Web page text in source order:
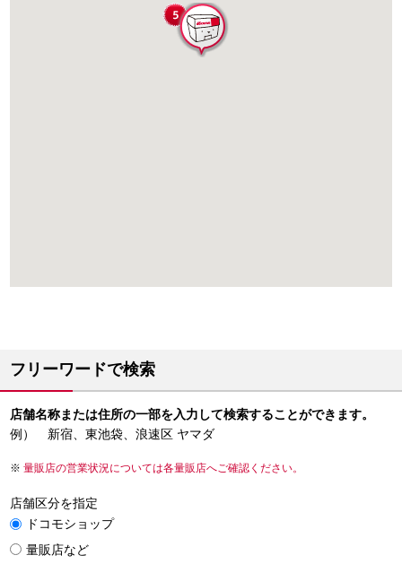
フリーワードで検索
店舗名称または住所の一部を入力して検索することができます。
例） 新宿、東池袋、浪速区 ヤマダ
量販店の営業状況については各量販店へご確認ください。
店舗区分を指定
ドコモショップ
量販店など